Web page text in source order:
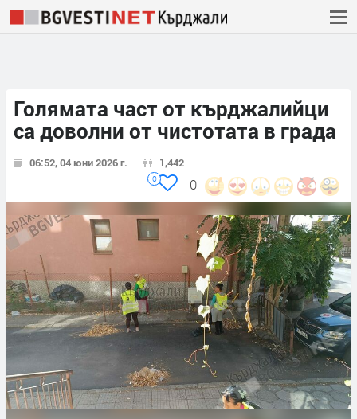
Голямата част от кърджалийци
са доволни от чистотата в града
06:52, 04 юни 2026 г. 1,442
0
0